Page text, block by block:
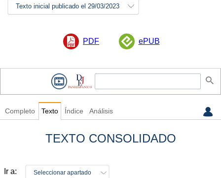
Texto inicial publicado el 29/03/2023
PDF ePUB
Completo Texto Índice Análisis
TEXTO CONSOLIDADO
Ir a: Seleccionar apartado